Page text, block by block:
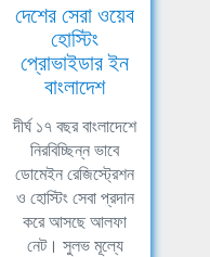
দেশের সেরা ওয়েব
হোস্টিং
প্রোভাইডার ইন
বাংলাদেশ
দীর্ঘ ১৭ বছর বাংলাদেশে
নিরবিচ্ছিন্ন ভাবে
ডোমেইন রেজিস্ট্রেশন
ও হোস্টিং সেবা প্রদান
করে আসছে আলফা
নেট। সুলভ মূল্যে